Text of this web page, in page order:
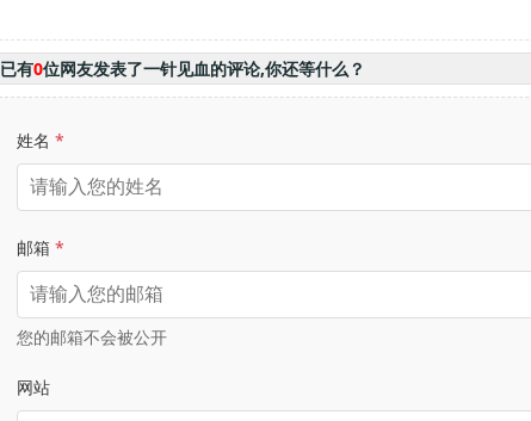
已有0位网友发表了一针见血的评论,你还等什么？
姓名 *
邮箱 *
您的邮箱不会被公开
网站